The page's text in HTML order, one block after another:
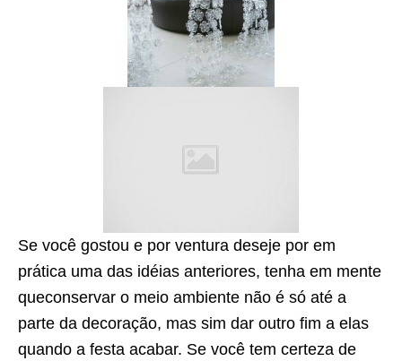
Se você gostou e por ventura deseje por em
prática uma das idéias anteriores, tenha em mente
queconservar o meio ambiente não é só até a
parte da decoração, mas sim dar outro fim a elas
quando a festa acabar. Se você tem certeza de